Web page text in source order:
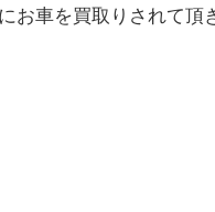
お車を買取りされて頂